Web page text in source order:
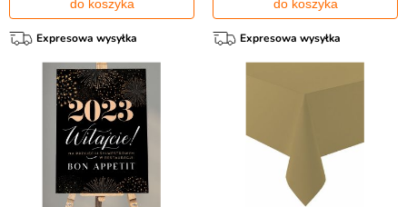
do koszyka
Expresowa wysyłka
do koszyka
Expresowa wysyłka